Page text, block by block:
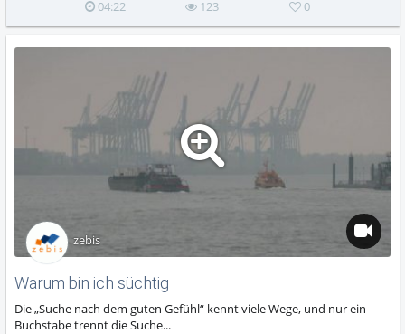
04:22 123 0
Warum bin ich süchtig
Die „Suche nach dem guten Gefühl“ kennt viele Wege, und nur ein
Buchstabe trennt die Suche...
zebis